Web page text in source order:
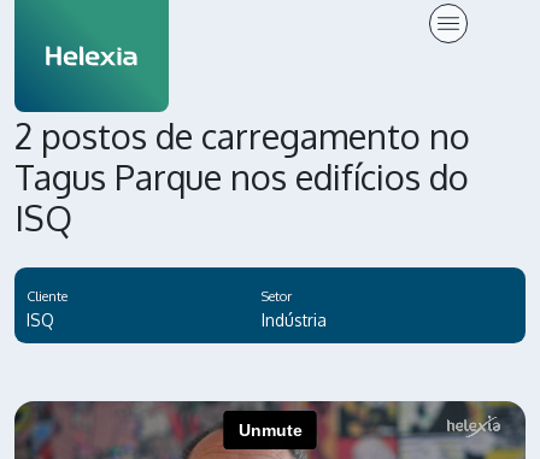
2 postos de carregamento no
Tagus Parque nos edifícios do
ISQ
Cliente
ISQ
Setor
Indústria